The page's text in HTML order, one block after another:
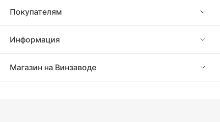
Покупателям
Информация
Магазин на Винзаводе